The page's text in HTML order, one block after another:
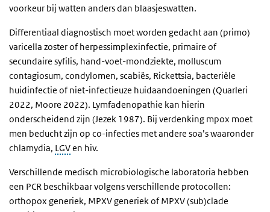
voorkeur bij watten anders dan blaasjeswatten.
Differentiaal diagnostisch moet worden gedacht aan (primo)
varicella zoster of herpessimplexinfectie, primaire of
secundaire syfilis, hand-voet-mondziekte, molluscum
contagiosum, condylomen, scabiës, Rickettsia, bacteriële
huidinfectie of niet-infectieuze huidaandoeningen (Quarleri
2022, Moore 2022). Lymfadenopathie kan hierin
onderscheidend zijn (Jezek 1987). Bij verdenking mpox moet
men beducht zijn op co-infecties met andere soa’s waaronder
chlamydia, LGVen hiv.
Verschillende medisch microbiologische laboratoria hebben
een PCR beschikbaar volgens verschillende protocollen:
orthopox generiek, MPXV generiek of MPXV (sub)clade